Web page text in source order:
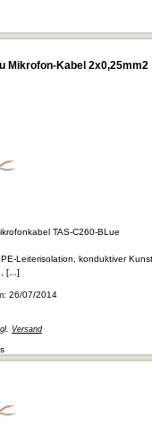
Mikrofon-Kabel 2x0,25mm2
TAS-C260-BLue
Leiterisolation, konduktiver
[...]
26/07/2014
Versand